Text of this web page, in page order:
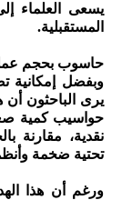
يسعى العلماء
المستقبلية.
حاسوب بحجم
وبفضل إمكانية
يرى الباحثون أن
حواسيب كمية
نقدية، مقارنة
تحتية ضخمة
ورغم أن هذا